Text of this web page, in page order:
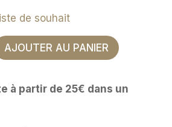
de souhait
AJOUTER AU PANIER
à partir de 25€ dans un